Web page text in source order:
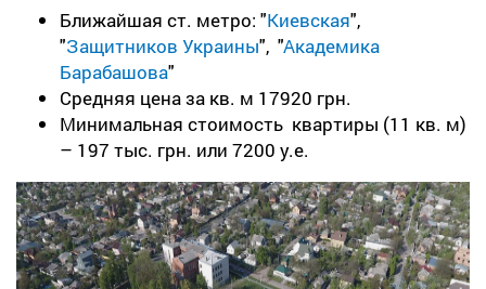
Ближайшая ст. метро: "Киевская",
"Защитников Украины", "Академика
Барабашова"
Средняя цена за кв. м 17920 грн.
Минимальная стоимость квартиры (11 кв. м)
– 197 тыс. грн. или 7200 у.е.